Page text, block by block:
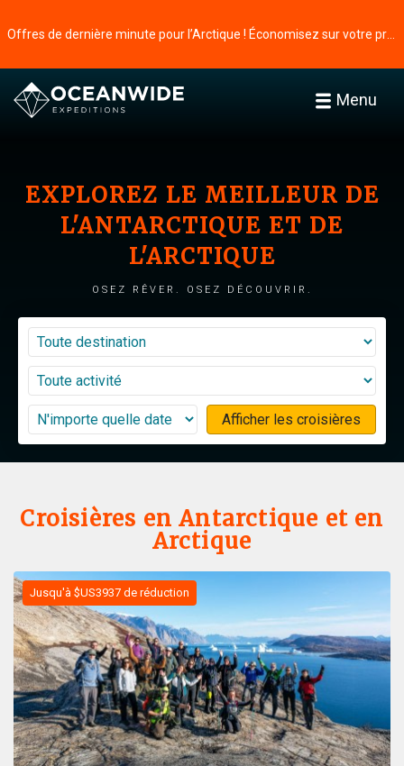
Menu
EXPLOREZ LE MEILLEUR DE
L'ANTARCTIQUE ET DE
L'ARCTIQUE
OSEZ RÊVER. OSEZ DÉCOUVRIR.
Afficher les croisières
Croisières en Antarctique et en
Arctique
Jusqu'à $US3937 de réduction